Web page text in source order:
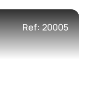
Ref: 20005